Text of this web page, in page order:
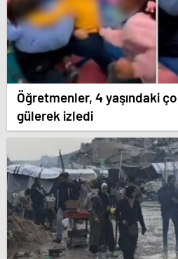
Öğretmenler, 4 yaşındaki
gülerek izledi